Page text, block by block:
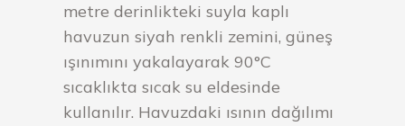
metre derinlikteki suyla kaplı
havuzun siyah renkli zemini, güneş
ışınımını yakalayarak 90°C
sıcaklıkta sıcak su eldesinde
kullanılır. Havuzdaki ısının dağılımı